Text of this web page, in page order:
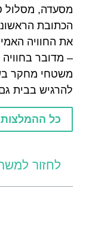
מסעדה, מסלול
הכתובת
את החוויה
– מדובר
משטחי מחקר
להרגיש בבית
כל ההמלצות
לחזור